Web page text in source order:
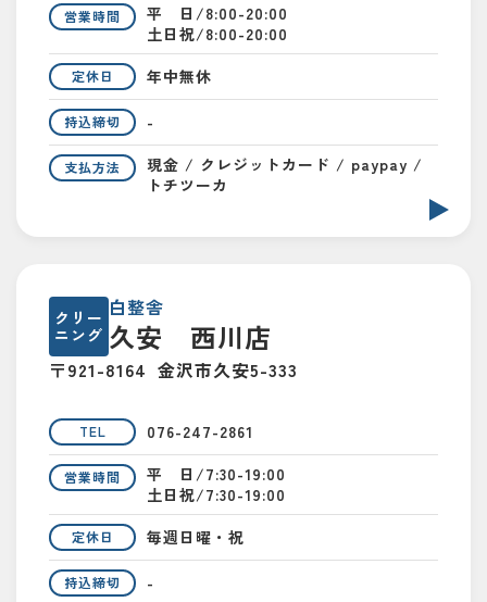
営業時間
平 日/8:00-20:00
土日祝/8:00-20:00
定休日 年中無休
持込締切 -
支払方法
現金 / クレジットカード / paypay /
トチツーカ
クリー
ニング
白整舎
久安 西川店
〒921-8164 金沢市久安5-333
TEL 076-247-2861
営業時間
平 日/7:30-19:00
土日祝/7:30-19:00
定休日 毎週日曜・祝
持込締切 -